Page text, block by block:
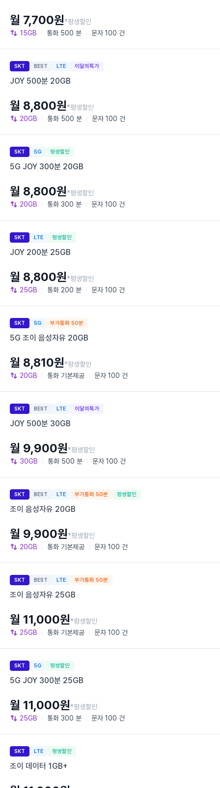
15GB 통화 500 분 문자 100 건
월 7,700원*평생할인
SKT BEST LTE 이달의특가
JOY 500분 20GB
20GB 통화 500 분 문자 100 건
월 8,800원*평생할인
SKT 5G 평생할인
5G JOY 300분 20GB
20GB 통화 300 분 문자 100 건
월 8,800원*평생할인
SKT LTE 평생할인
JOY 200분 25GB
25GB 통화 200 분 문자 100 건
월 8,800원*평생할인
SKT 5G 부가통화 50분
5G 조이 음성자유 20GB
20GB 통화 기본제공 문자 100 건
월 8,810원*평생할인
SKT BEST LTE 이달의특가
JOY 500분 30GB
30GB 통화 500 분 문자 100 건
월 9,900원*평생할인
SKT BEST LTE 부가통화 50분 평생할인
조이 음성자유 20GB
20GB 통화 기본제공 문자 100 건
월 9,900원*평생할인
SKT BEST LTE 부가통화 50분
조이 음성자유 25GB
25GB 통화 기본제공 문자 100 건
월 11,000원*평생할인
SKT 5G 평생할인
5G JOY 300분 25GB
25GB 통화 300 분 문자 100 건
월 11,000원*평생할인
SKT LTE 평생할인
조이 데이터 1GB+